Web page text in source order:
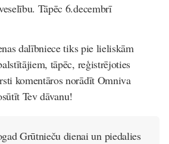
Tāpēc 6.decembrī
dalībniece tiks pie lieliskām
tāpēc, reģistrējoties
komentāros norādīt Omniva
Tev dāvanu!
Grūtnieču dienai un piedalies